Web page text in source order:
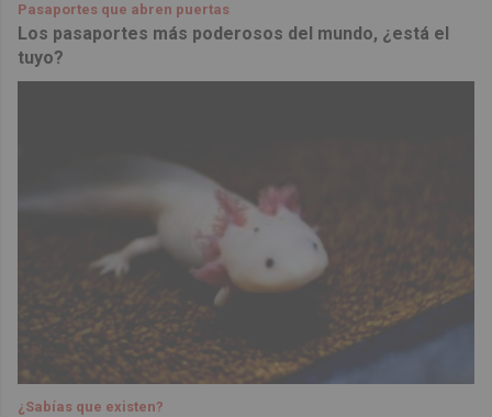
Pasaportes que abren puertas
Los pasaportes más poderosos del mundo, ¿está el
tuyo?
¿Sabías que existen?